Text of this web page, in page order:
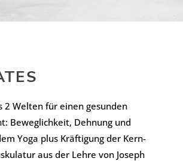
2 Welten für einen gesunden
Beweglichkeit, Dehnung und
Yoga plus Kräftigung der Kern-
aus der Lehre von Joseph